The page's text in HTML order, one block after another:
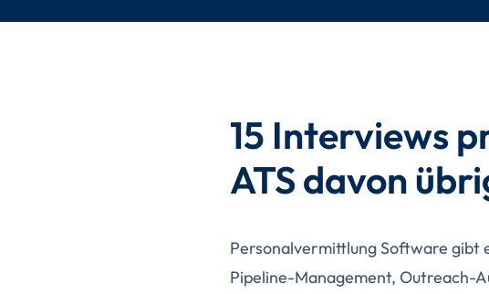
15 Interviews
ATS davon
Personalvermittlung Software gibt
Pipeline-Management, Outreach-